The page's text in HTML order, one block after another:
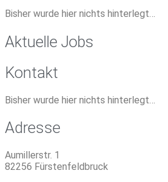
Bisher wurde hier nichts hinterlegt…
Aktuelle Jobs
Kontakt
Bisher wurde hier nichts hinterlegt…
Adresse
Aumillerstr. 1
82256 Fürstenfeldbruck